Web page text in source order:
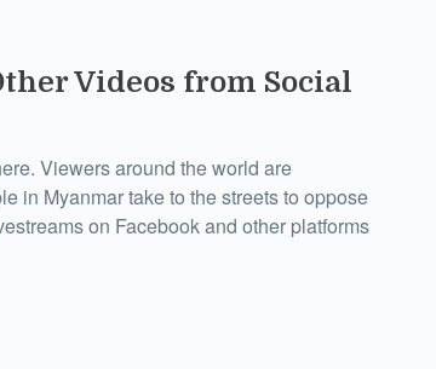
Videos from Social
Viewers around the world are
in Myanmar take to the streets to oppose
on Facebook and other platforms